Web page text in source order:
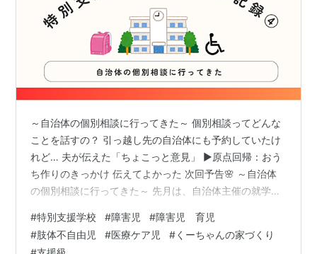
～自治体の個別相談に行ってきた～ 個別相談ってどんな
ことを話すの？ 引っ越し先の自治体にも予約していたけ
れど… 夫が伝えた「ちょこっと意見」 ▶原点回帰：おう
ち作りのきっかけ 伝えてよかった 次回予告🌸 ～自治体
の個別相談に行ってきた～ 先月は、自治体主催の就学説
channoiedukuri.hatenablog.com そして今月は…いよい
よ個別相談会に行ってきました！ ……と言っても、今回
#特別支援学校 #障害児 #障害児 育児
#肢体不自由児 #医療ケア児 #くーちゃんの家づくり